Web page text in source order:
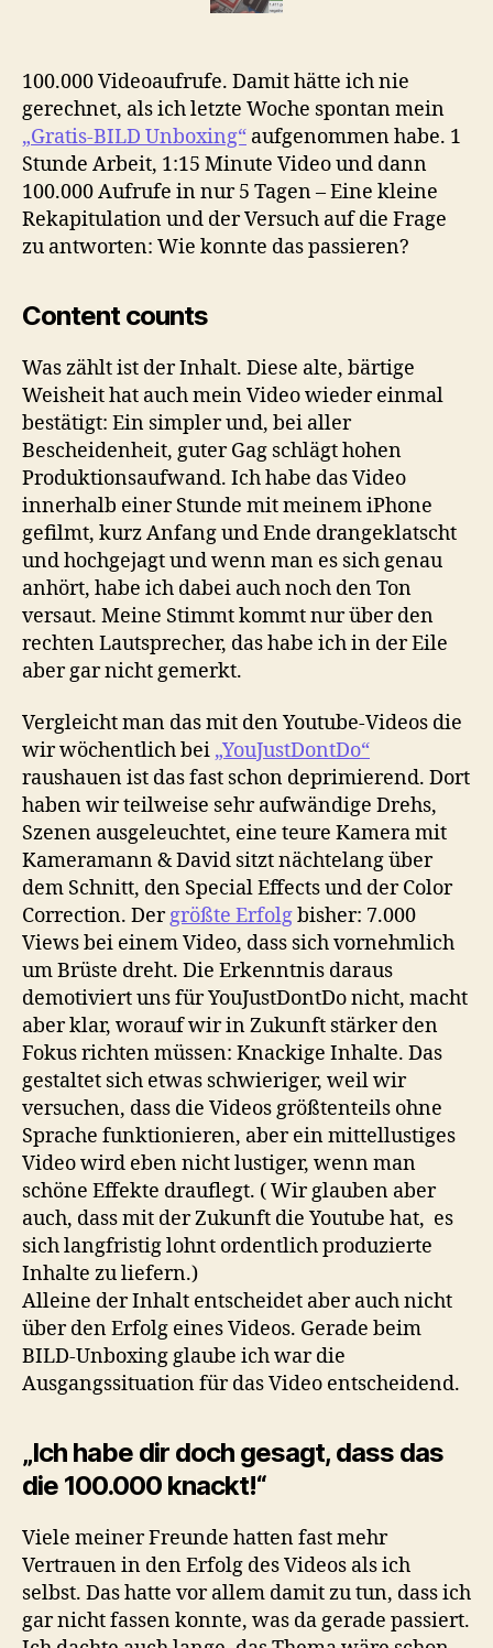
konnte
das
passieren?
100.000 Videoaufrufe. Damit hätte ich nie
gerechnet, als ich letzte Woche spontan mein
„Gratis-BILD Unboxing“ aufgenommen habe. 1
Stunde Arbeit, 1:15 Minute Video und dann
100.000 Aufrufe in nur 5 Tagen – Eine kleine
Rekapitulation und der Versuch auf die Frage
zu antworten: Wie konnte das passieren?
Content counts
Was zählt ist der Inhalt. Diese alte, bärtige
Weisheit hat auch mein Video wieder einmal
bestätigt: Ein simpler und, bei aller
Bescheidenheit, guter Gag schlägt hohen
Produktionsaufwand. Ich habe das Video
innerhalb einer Stunde mit meinem iPhone
gefilmt, kurz Anfang und Ende drangeklatscht
und hochgejagt und wenn man es sich genau
anhört, habe ich dabei auch noch den Ton
versaut. Meine Stimmt kommt nur über den
rechten Lautsprecher, das habe ich in der Eile
aber gar nicht gemerkt.
Vergleicht man das mit den Youtube-Videos die
wir wöchentlich bei „YouJustDontDo“
raushauen ist das fast schon deprimierend. Dort
haben wir teilweise sehr aufwändige Drehs,
Szenen ausgeleuchtet, eine teure Kamera mit
Kameramann & David sitzt nächtelang über
dem Schnitt, den Special Effects und der Color
Correction. Dergrößte Erfolgbisher: 7.000
Views bei einem Video, dass sich vornehmlich
um Brüste dreht. Die Erkenntnis daraus
demotiviert uns für YouJustDontDo nicht, macht
aber klar, worauf wir in Zukunft stärker den
Fokus richten müssen: Knackige Inhalte. Das
gestaltet sich etwas schwieriger, weil wir
versuchen, dass die Videos größtenteils ohne
Sprache funktionieren, aber ein mittellustiges
Video wird eben nicht lustiger, wenn man
schöne Effekte drauflegt. ( Wir glauben aber
auch, dass mit der Zukunft die Youtube hat, es
sich langfristig lohnt ordentlich produzierte
Inhalte zu liefern.)
Alleine der Inhalt entscheidet aber auch nicht
über den Erfolg eines Videos. Gerade beim
BILD-Unboxing glaube ich war die
Ausgangssituation für das Video entscheidend.
„Ich habe dir doch gesagt, dass das
die 100.000 knackt!“
Viele meiner Freunde hatten fast mehr
Vertrauen in den Erfolg des Videos als ich
selbst. Das hatte vor allem damit zu tun, dass ich
gar nicht fassen konnte, was da gerade passiert.